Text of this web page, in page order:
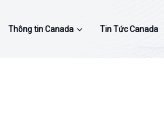
Thông tin Canada Tin Tức Canada